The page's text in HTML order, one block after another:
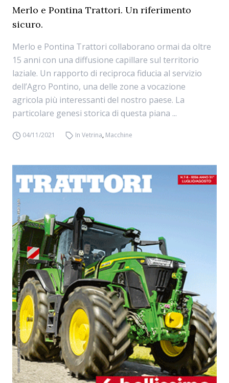
Merlo e Pontina Trattori. Un riferimento
sicuro.
Merlo e Pontina Trattori collaborano ormai da oltre
15 anni con una diffusione capillare sul territorio
laziale. Un rapporto di reciproca fiducia al servizio
dell’Agro Pontino, una delle zone a vocazione
agricola più interessanti del nostro paese. La
particolare genesi storica di questa piana ...
04/11/2021 In Vetrina, Macchine